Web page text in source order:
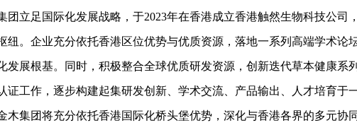
立足国际化发展战略，于2023年在香港成立香港触然生物科技公司
纽。企业充分依托香港区位优势与优质资源，落地一系列高端学术论
发展根基。同时，积极整合全球优质研发资源，创新迭代草本健康系
证工作，逐步构建起集研发创新、学术交流、产品输出、人才培育于
木集团将充分依托香港国际化桥头堡优势，深化与香港各界的多元协